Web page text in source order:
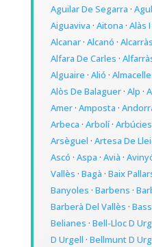
Aguilar De Segarra ·
Aiguaviva · Aitona · Alàs
Alcanar· Alcanó · Alcarràs
Alfara De Carles ·
Alguaire · Alió ·
Alòs De Balaguer· Alp ·
Amer· Amposta ·
Arbeca · Arbolí· Arbúcies
Arsèguel · Artesa De
Ascó · Aspa · Avià ·
Vallès · Bagà · Baix
Banyoles · Barbens ·
Barberà Del Vallès ·
Belianes · Bell-Lloc D
D Urgell · Bellmunt D